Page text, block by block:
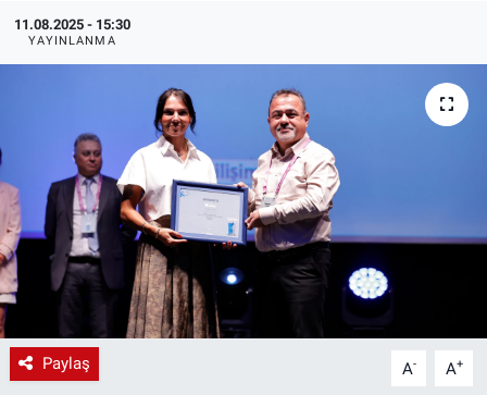
11.08.2025 - 15:30
YAYINLANMA
Paylaş A- A+
Ağır Sanayi Çözümleri